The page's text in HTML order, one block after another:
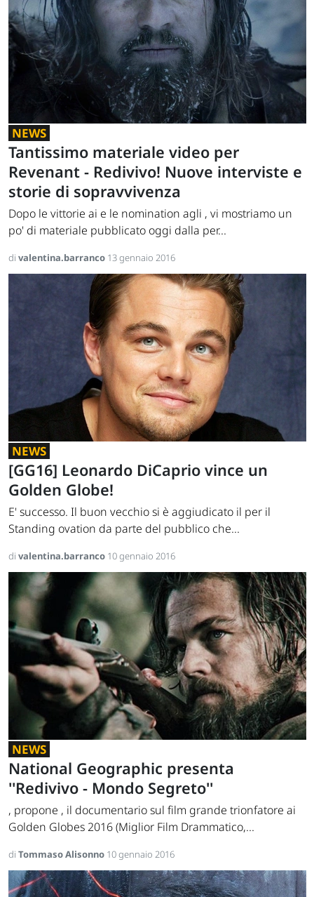
NEWS
Tantissimo materiale video per
Revenant - Redivivo! Nuove interviste e
storie di sopravvivenza
Dopo le vittorie ai e le nomination agli , vi mostriamo un
po' di materiale pubblicato oggi dalla per...
di valentina.barranco 13 gennaio 2016
NEWS
[GG16] Leonardo DiCaprio vince un
Golden Globe!
E' successo. Il buon vecchio si è aggiudicato il per il
Standing ovation da parte del pubblico che...
di valentina.barranco 10 gennaio 2016
NEWS
National Geographic presenta
''Redivivo - Mondo Segreto''
, propone , il documentario sul film grande trionfatore ai
Golden Globes 2016 (Miglior Film Drammatico,...
di Tommaso Alisonno 10 gennaio 2016